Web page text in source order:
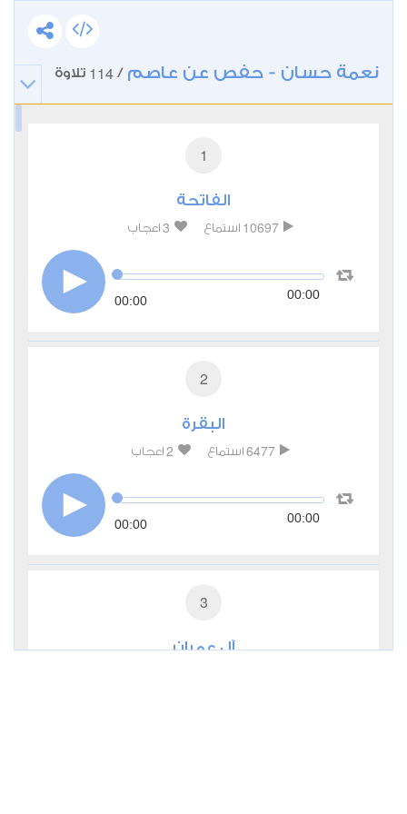
نعمة حسان - حفص عن عاصم /
114 تلاوة
1
الفاتحة
10697 استماع 3 اعجاب
00:00 00:00
2
البقرة
6477 استماع 2 اعجاب
00:00 00:00
3
آل عمران